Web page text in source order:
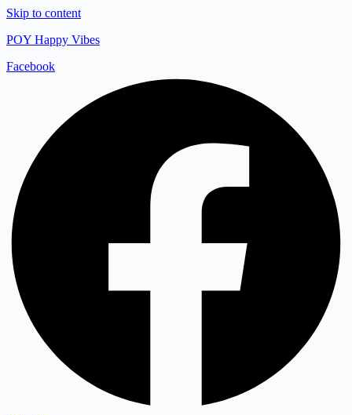
Skip to content
POY Happy Vibes
Facebook